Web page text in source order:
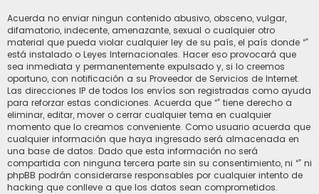
Acuerda no enviar ningun contenido abusivo, obsceno, vulgar,
difamatorio, indecente, amenazante, sexual o cualquier otro
material que pueda violar cualquier ley de su país, el país donde “”
está instalado o Leyes Internacionales. Hacer eso provocará que
sea inmediata y permanentemente expulsado y, si lo creemos
oportuno, con notificación a su Proveedor de Servicios de Internet.
Las direcciones IP de todos los envíos son registradas como ayuda
para reforzar estas condiciones. Acuerda que “” tiene derecho a
eliminar, editar, mover o cerrar cualquier tema en cualquier
momento que lo creamos conveniente. Como usuario acuerda que
cualquier información que haya ingresado será almacenada en
una base de datos. Dado que esta información no será
compartida con ninguna tercera parte sin su consentimiento, ni “” ni
phpBB podrán considerarse responsables por cualquier intento de
hacking que conlleve a que los datos sean comprometidos.